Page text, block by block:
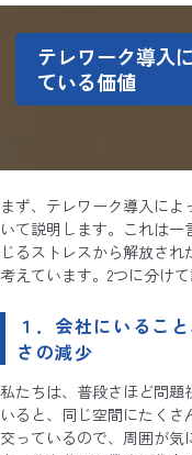
テレワーク導入
ている価値
まず、テレワーク導入に
いて説明します。これは
じるストレスから解放さ
考えています。2つに分け
１．会社にいるこ
さの減少
私たちは、普段さほど問題
いると、同じ空間にたく
交っているので、周囲が気